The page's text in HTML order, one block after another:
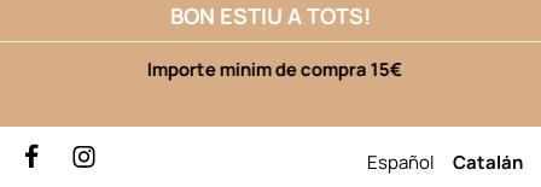
BON ESTIU A TOTS!
Importe mínim de compra 15€
Español Catalán